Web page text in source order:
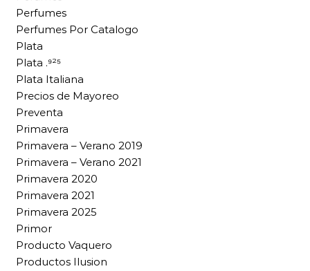
Perfumes
Perfumes Por Catalogo
Plata
Plata .⁹²⁵
Plata Italiana
Precios de Mayoreo
Preventa
Primavera
Primavera – Verano 2019
Primavera – Verano 2021
Primavera 2020
Primavera 2021
Primavera 2025
Primor
Producto Vaquero
Productos Ilusion